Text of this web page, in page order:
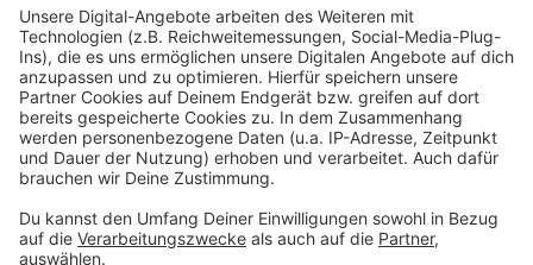
Über welche Wege werden wir informiert?
Anzeige
Dies sind die Wege, die dafür sorgen sollen, dass die
allermeisten Menschen am Warntag erreicht werden
können: